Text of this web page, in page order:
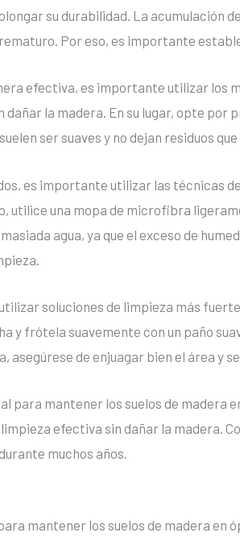
su durabilidad. La acumulación
Por eso, es importante
efectiva, es importante utilizar los
dañar la madera. En su lugar, opte
ser suaves y no dejan residuos
es importante utilizar las técnicas
utilice una mopa de microfibra
agua, ya que el exceso de
soluciones de limpieza más
y frótela suavemente con un paño
asegúrese de enjuagar bien el área y
para mantener los suelos de madera
efectiva sin dañar la madera.
muchos años.
mantener los suelos de madera en